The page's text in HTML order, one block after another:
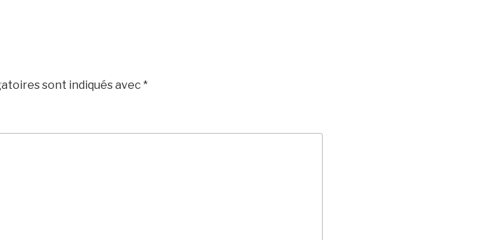
sont indiqués avec *